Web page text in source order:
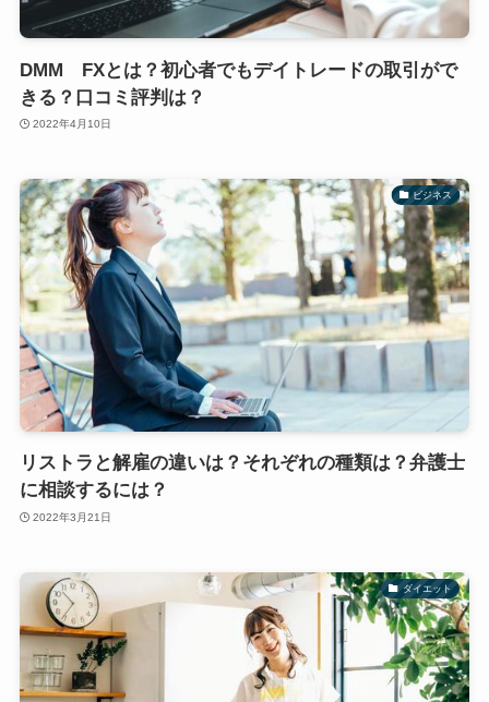
DMM FXとは？初心者でもデイトレードの取引がで
きる？口コミ評判は？
2022年4月10日
ビジネス
リストラと解雇の違いは？それぞれの種類は？弁護士
に相談するには？
2022年3月21日
ダイエット